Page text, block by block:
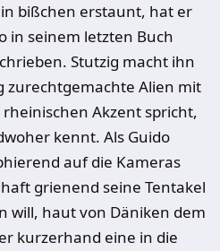
bißchen erstaunt, hat er
in seinem letzten Buch
Stutzig macht ihn
zurechtgemachte Alien mit
Akzent spricht,
kennt. Als Guido
auf die Kameras
grienend seine Tentakel
will, haut von Däniken dem
kurzerhand eine in die